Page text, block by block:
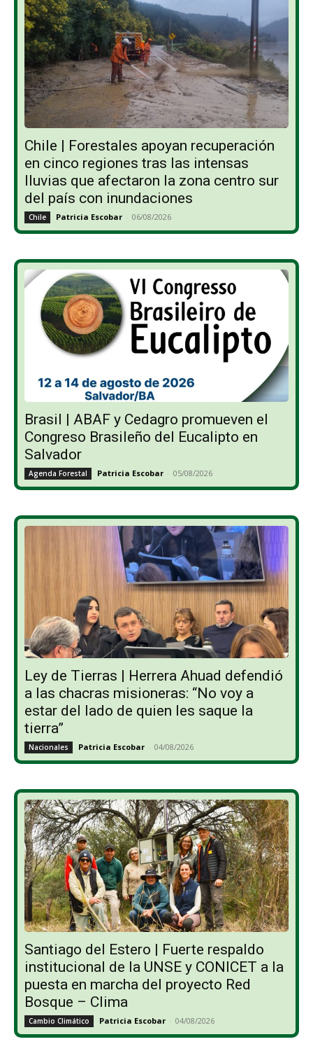
Chile | Forestales apoyan recuperación
en cinco regiones tras las intensas
lluvias que afectaron la zona centro sur
del país con inundaciones
Chile Patricia Escobar - 06/08/2026
Brasil | ABAF y Cedagro promueven el
Congreso Brasileño del Eucalipto en
Salvador
Agenda Forestal Patricia Escobar - 05/08/2026
Ley de Tierras | Herrera Ahuad defendió
a las chacras misioneras: “No voy a
estar del lado de quien les saque la
tierra”
Nacionales Patricia Escobar - 04/08/2026
Santiago del Estero | Fuerte respaldo
institucional de la UNSE y CONICET a la
puesta en marcha del proyecto Red
Bosque – Clima
Cambio Climático Patricia Escobar - 04/08/2026